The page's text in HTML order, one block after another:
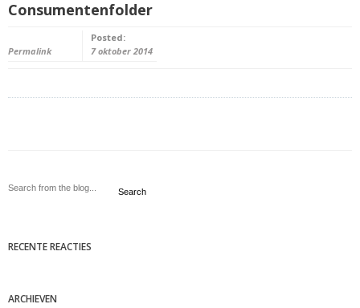
Consumentenfolder
Permalink
Posted:
7 oktober 2014
Search
RECENTE REACTIES
ARCHIEVEN